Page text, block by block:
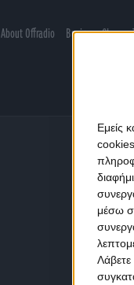
Εμείς
μέσω
About Offradio Business Class